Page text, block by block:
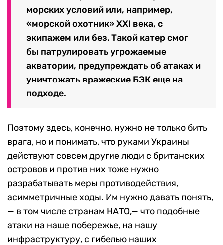
морских условий или, например,
«морской охотник» XXI века, с
экипажем или без. Такой катер смог
бы патрулировать угрожаемые
акватории, предупреждать об атаках и
уничтожать вражеские БЭК еще на
подходе.
Поэтому здесь, конечно, нужно не только бить
врага, но и понимать, что руками Украины
действуют совсем другие люди с британских
островов и против них тоже нужно
разрабатывать меры противодействия,
асимметричные ходы. Им нужно давать понять,
— в том числе странам НАТО,— что подобные
атаки на наше побережье, на нашу
инфраструктуру, с гибелью наших